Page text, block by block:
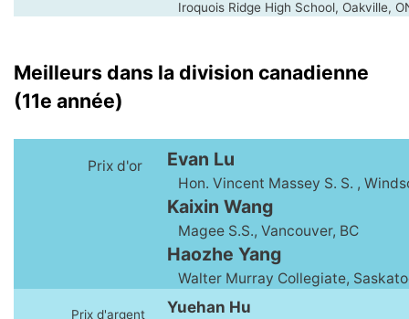
Iroquois Ridge High School, Oakville,
Meilleurs dans la division canadienne
(11e année)
Prix d'or Evan Lu
Hon. Vincent Massey S. S. ,
Kaixin Wang
Magee S.S., Vancouver, BC
Haozhe Yang
Walter Murray Collegiate,
Prix d'argent Yuehan Hu